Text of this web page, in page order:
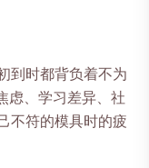
到时都背负着不为
、学习差异、社
不符的模具时的疲